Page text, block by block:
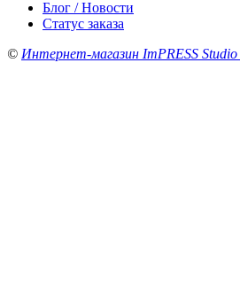
Блог / Новости
Статус заказа
© Интернет-магазин ImPRESS